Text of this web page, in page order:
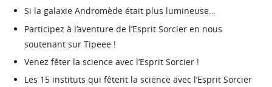
Si la galaxie Andromède était plus lumineuse…
Participez à l’aventure de l’Esprit Sorcier en nous
soutenant sur Tipeee !
Venez fêter la science avec l’Esprit Sorcier !
Les 15 instituts qui fêtent la science avec l’Esprit Sorcier